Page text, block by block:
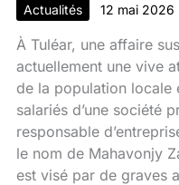
Actualités 12 mai 2026
À Tuléar, une affaire
actuellement une vive
de la population locale
salariés d’une société
responsable
le nom de Mahavonjy
est visé par de graves